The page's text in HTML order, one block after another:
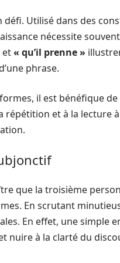
Utilisé dans des
nécessite
et« qu’il prenne »
phrase.
il est bénéfique
répétition et à la lecture
que la troisième
En scrutant
En effet, une simple
nuire à la clarté du